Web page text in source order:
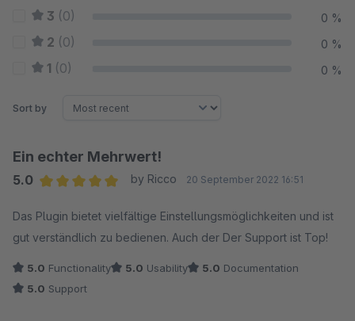
3 (0) 0 %
2 (0) 0 %
1 (0) 0 %
Sort by
Ein echter Mehrwert!
5.0
by Ricco 20 September 2022 16:51
Das Plugin bietet vielfältige Einstellungsmöglichkeiten und ist
gut verständlich zu bedienen. Auch der Der Support ist Top!
5.0 Functionality 5.0 Usability 5.0 Documentation
5.0 Support